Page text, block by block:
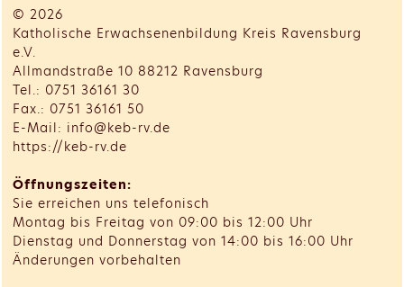
© 2026
Katholische Erwachsenenbildung Kreis Ravensburg
e.V.
Allmandstraße 10 88212 Ravensburg
Tel.: 0751 36161 30
Fax.: 0751 36161 50
E-Mail: info@keb-rv.de
https://keb-rv.de
Öffnungszeiten:
Sie erreichen uns telefonisch
Montag bis Freitag von 09:00 bis 12:00 Uhr
Dienstag und Donnerstag von 14:00 bis 16:00 Uhr
Änderungen vorbehalten